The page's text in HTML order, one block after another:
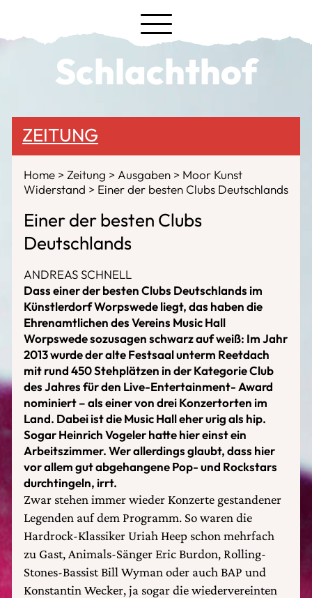
Schlachthof
ZEITUNG
Home Zeitung Ausgaben
Moor Kunst
Widerstand
Einer der besten Clubs Deutschlands
Einer der besten Clubs
Deutschlands
ANDREAS SCHNELL
Dass einer der besten Clubs Deutschlands im
Künstlerdorf Worpswede liegt, das haben die
Ehrenamtlichen des Vereins Music Hall
Worpswede sozusagen schwarz auf weiß: Im Jahr
2013 wurde der alte Festsaal unterm Reetdach
mit rund 450 Stehplätzen in der Kategorie Club
des Jahres für den Live-Entertainment- Award
nominiert – als einer von drei Konzertorten im
Land. Dabei ist die Music Hall eher urig als hip.
Sogar Heinrich Vogeler hatte hier einst ein
Arbeitszimmer. Wer allerdings glaubt, dass hier
vor allem gut abgehangene Pop- und Rockstars
durchtingeln, irrt.
Zwar stehen immer wieder Konzerte gestandener
Legenden auf dem Programm. So waren die
Hardrock-Klassiker Uriah Heep schon mehrfach
zu Gast, Animals-Sänger Eric Burdon, Rolling-
Stones-Bassist Bill Wyman oder auch BAP und
Konstantin Wecker, ja sogar die wiedervereinten